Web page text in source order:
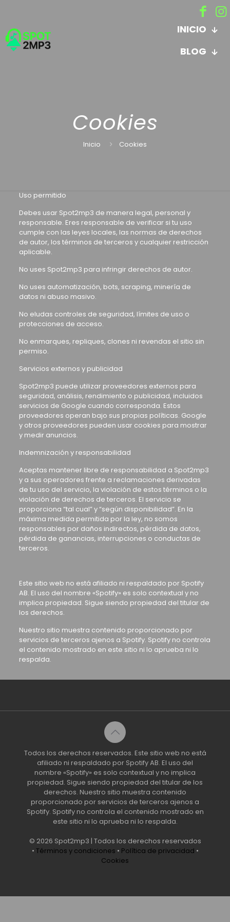
INICIO
BLOG
Cookies
Inicio Cookies
Uso permitido
Debes usar Spot2mp3 de manera legal, personal y
responsable. Eres responsable de verificar si tu uso
cumple con las leyes locales, las normas de derechos
de autor, los términos de terceros y cualquier restricción
aplicable.
No uses Spot2mp3 para infringir derechos de autor.
No uses automatización, bots, scraping, minería de
datos ni abuso masivo.
No eludas controles de seguridad, límites de uso o
protecciones de acceso.
No enmarques, repliques, clones ni revendas el sitio sin
permiso.
Servicios externos y publicidad
Spot2mp3 puede utilizar proveedores externos para
seguridad, análisis, rendimiento o publicidad, incluidos
servicios de Google cuando corresponda. Estos
proveedores operan bajo sus propias políticas. Google
y otros proveedores pueden usar cookies para mostrar
y medir anuncios.
Indemnización y responsabilidad
Aceptas mantener libre de responsabilidad a Spot2mp3
y a sus operadores frente a reclamaciones derivadas
de tu uso del servicio, la violación de estos términos o la
violación de derechos de terceros. El servicio se
proporciona “tal cual” y “según disponibilidad”. En la
máxima medida permitida por la ley, no somos
responsables por daños indirectos, pérdida de datos,
pérdida de ganancias, interrupciones o conductas de
terceros.
Este sitio web no está afiliado ni respaldado por Spotify
AB. El uso del nombre «Spotify» es solo contextual y no
implica propiedad. Sigue siendo propiedad del titular de
los derechos.
Nuestro sitio muestra contenido proporcionado por
servicios de terceros ajenos a Spotify. Spotify no controla
el contenido mostrado en este sitio ni lo aprueba ni lo
respalda.
Todos los derechos reservados. Este sitio web no está
afiliado ni respaldado por Spotify AB. El uso del
nombre «Spotify» es solo contextual y no implica
propiedad. Sigue siendo propiedad del titular de los
derechos. Nuestro sitio muestra contenido
proporcionado por servicios de terceros ajenos a
Spotify. Spotify no controla el contenido mostrado en
este sitio ni lo aprueba ni lo respalda.
© 2026 Spot2mp3 | Todos los derechos reservados
• Términos y condiciones • Política de privacidad •
Cookies